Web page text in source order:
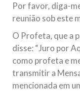
Por favor, diga-
reunião sob este
O Profeta, que a
disse: “Juro por
como profeta e
transmitir a
mencionada em